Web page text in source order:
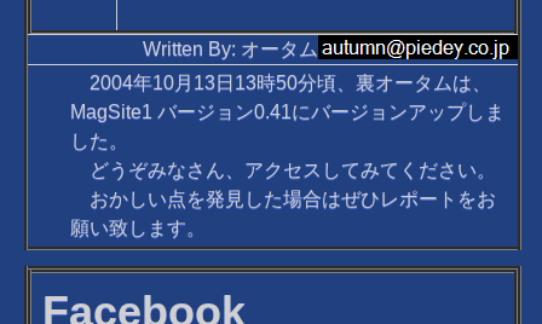
Written By: オータム
2004年10月13日13時50分頃、裏オータムは、
MagSite1 バージョン0.41にバージョンアップしま
した。
どうぞみなさん、アクセスしてみてください。
おかしい点を発見した場合はぜひレポートをお
願い致します。
Facebook